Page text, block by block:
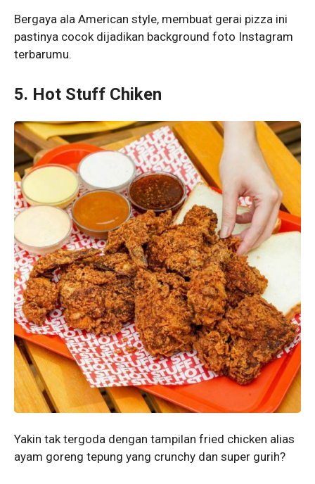
Bergaya ala American style, membuat gerai pizza ini
pastinya cocok dijadikan background foto Instagram
terbarumu.
5. Hot Stuff Chiken
Yakin tak tergoda dengan tampilan fried chicken alias
ayam goreng tepung yang crunchy dan super gurih?